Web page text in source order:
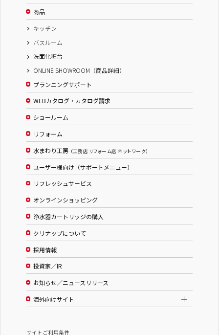
商品
キッチン
バスルーム
洗面化粧台
ONLINE SHOWROOM（商品詳細）
プランニングサポート
WEBカタログ・カタログ請求
ショールーム
リフォーム
水まわり工房 （工務店 リフォーム店 ネットワーク）
ユーザー様向け（サポートメニュー）
リフレッシュサービス
オンラインショッピング
浄水器カートリッジの購入
クリナップについて
採用情報
投資家／IR
お知らせ／ニュースリリース
海外向けサイト
サイトご利用条件